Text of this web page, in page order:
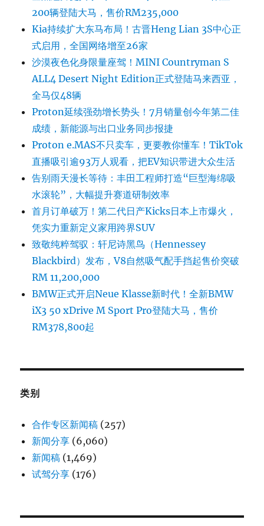
200辆登陆大马，售价RM235,000
Kia持续扩大东马布局！古晋Heng Lian 3S中心正
式启用，全国网络增至26家
沙漠夜色化身限量座驾！MINI Countryman S
ALL4 Desert Night Edition正式登陆马来西亚，
全马仅48辆
Proton延续强劲增长势头！7月销量创今年第二佳
成绩，新能源与出口业务同步报捷
Proton e.MAS不只卖车，更要教你懂车！TikTok
直播吸引逾93万人观看，把EV知识带进大众生活
告别雨天漫长等待：丰田工程师打造“巨型海绵吸
水滚轮”，大幅提升赛道研制效率
首月订单破万！第二代日产Kicks日本上市爆火，
凭实力重新定义家用跨界SUV
致敬纯粹驾驭：轩尼诗黑鸟（Hennessey
Blackbird）发布，V8自然吸气配手挡起售价突破
RM 11,200,000
BMW正式开启Neue Klasse新时代！全新BMW
iX3 50 xDrive M Sport Pro登陆大马，售价
RM378,800起
类别
合作专区新闻稿 (257)
新闻分享 (6,060)
新闻稿 (1,469)
试驾分享 (176)